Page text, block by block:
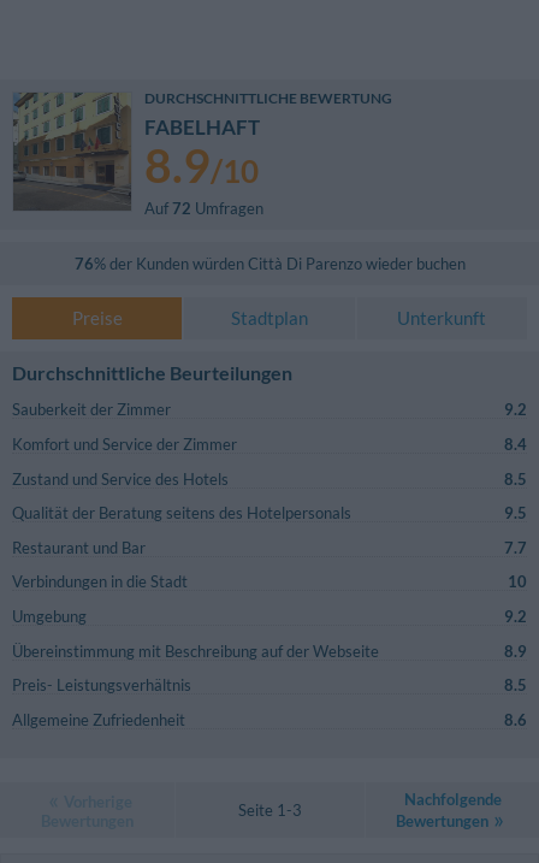
DURCHSCHNITTLICHE BEWERTUNG
FABELHAFT
8.9/10
Auf 72 Umfragen
76% der Kunden würdenCittà Di Parenzowieder buchen
Preise Stadtplan Unterkunft
Durchschnittliche Beurteilungen
Sauberkeit der Zimmer
9.2
Komfort und Service der Zimmer
8.4
Zustand und Service des Hotels
8.5
Qualität der Beratung seitens des Hotelpersonals
9.5
Restaurant und Bar
7.7
Verbindungen in die Stadt
10
Umgebung
9.2
Übereinstimmung mit Beschreibung auf der Webseite
8.9
Preis- Leistungsverhältnis
8.5
Allgemeine Zufriedenheit
8.6
Seite 1-3
Nachfolgende
Bewertungen